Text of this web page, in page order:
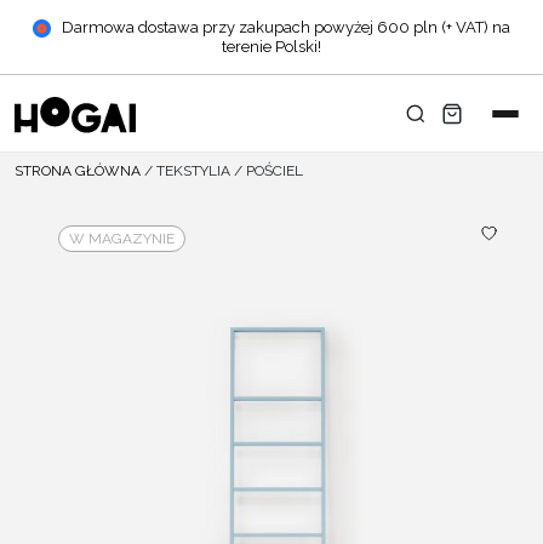
Darmowa dostawa przy zakupach powyżej 600 pln (+ VAT) na
terenie Polski!
STRONA GŁÓWNA / TEKSTYLIA / POŚCIEL
W MAGAZYNIE